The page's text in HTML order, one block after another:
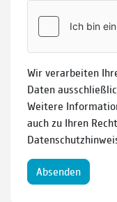
Wir verarbeiten
Daten
Weitere
auch zu Ihren
Absenden